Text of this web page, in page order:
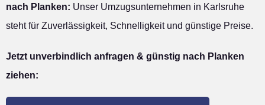
nach Planken: Unser Umzugsunternehmen in Karlsruhe
steht für Zuverlässigkeit, Schnelligkeit und günstige Preise.
Jetzt unverbindlich anfragen & günstig nach Planken
ziehen: